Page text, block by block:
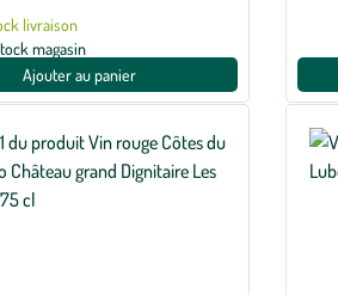
livraison
magasin
Ajouter au panier